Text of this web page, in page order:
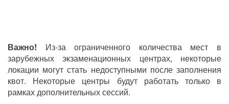
Важно! Из‑за ограниченного количества мест в
зарубежных экзаменационных центрах, некоторые
локации могут стать недоступными после заполнения
квот. Некоторые центры будут работать только в
рамках дополнительных сессий.